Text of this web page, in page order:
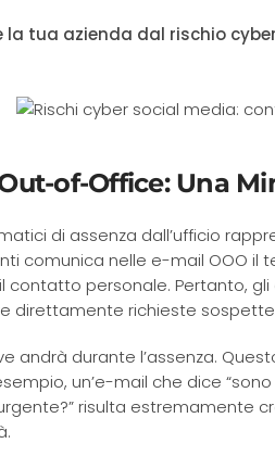
la tua azienda dal rischio
of-Office: Una
di assenza dall’ufficio
comunica nelle e-mail OOO il
contatto personale. Pertanto,
direttamente richieste
andrà durante l’assenza.
un’e-mail che dice
risulta estremamente